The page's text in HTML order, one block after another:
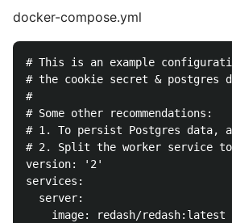
docker-compose.yml
# This is an example
# the cookie secret & postgres
#
# Some other recommendations:
# 1. To persist Postgres data,
# 2. Split the worker service to
version: '2'
services:
  server:
    image: redash/redash:latest